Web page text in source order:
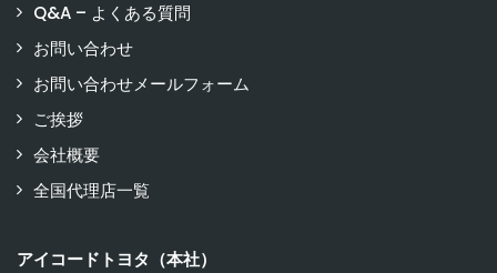
Q&A – よくある質問
お問い合わせ
お問い合わせメールフォーム
ご挨拶
会社概要
全国代理店一覧
アイコードトヨタ（本社）